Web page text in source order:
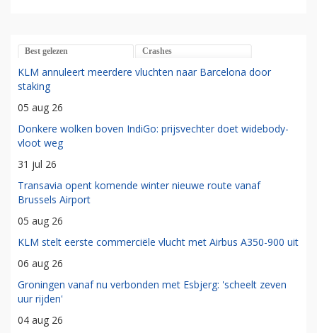
Best gelezen Crashes
KLM annuleert meerdere vluchten naar Barcelona door
staking
05 aug 26
Donkere wolken boven IndiGo: prijsvechter doet widebody-
vloot weg
31 jul 26
Transavia opent komende winter nieuwe route vanaf
Brussels Airport
05 aug 26
KLM stelt eerste commerciële vlucht met Airbus A350-900 uit
06 aug 26
Groningen vanaf nu verbonden met Esbjerg: 'scheelt zeven
uur rijden'
04 aug 26